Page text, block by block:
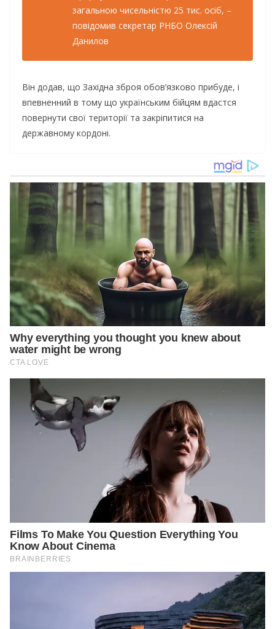
загальною чисельністю 25 тис. осіб, –
повідомив секретар РНБО Олексій
Данилов
Він додав, що Західна зброя обов’язково прибуде, і
впевненний в тому що українським бійцям вдастся
повернути свої території та закріпитися на
державному кордоні.